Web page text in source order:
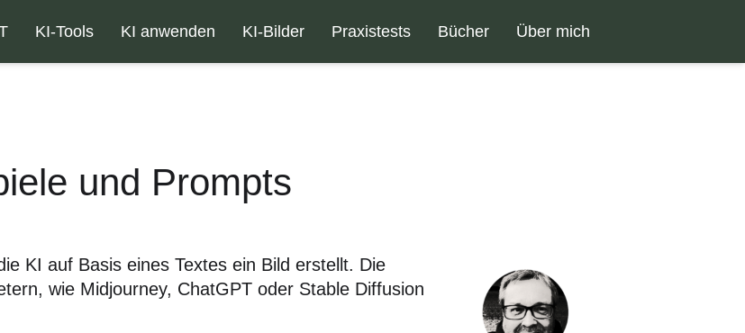
KI-Tools KI anwenden KI-Bilder Praxistests Bücher Über mich
und Prompts
KI auf Basis eines Textes ein Bild erstellt. Die
wie Midjourney, ChatGPT oder Stable Diffusion